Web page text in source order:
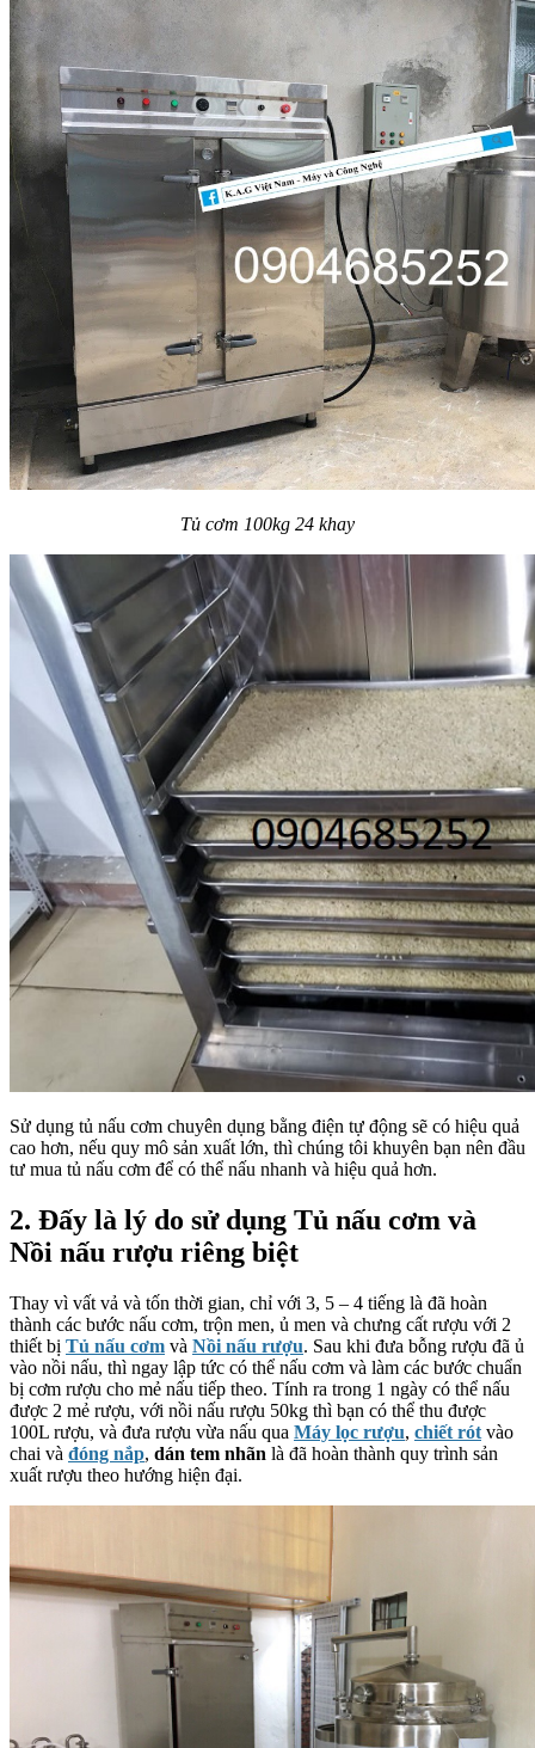
Tủ cơm 100kg 24 khay
Sử dụng tủ nấu cơm chuyên dụng bằng điện tự động sẽ có hiệu quả
cao hơn, nếu quy mô sản xuất lớn, thì chúng tôi khuyên bạn nên đầu
tư mua tủ nấu cơm để có thể nấu nhanh và hiệu quả hơn.
2. Đấy là lý do sử dụng Tủ nấu cơm và
Nồi nấu rượu riêng biệt
Thay vì vất vả và tốn thời gian, chỉ với 3, 5 – 4 tiếng là đã hoàn
thành các bước nấu cơm, trộn men, ủ men và chưng cất rượu với 2
thiết bị Tủ nấu cơm và Nồi nấu rượu. Sau khi đưa bỗng rượu đã ủ
vào nồi nấu, thì ngay lập tức có thể nấu cơm và làm các bước chuẩn
bị cơm rượu cho mẻ nấu tiếp theo. Tính ra trong 1 ngày có thể nấu
được 2 mẻ rượu, với nồi nấu rượu 50kg thì bạn có thể thu được
100L rượu, và đưa rượu vừa nấu qua Máy lọc rượu, chiết rót vào
chai và đóng nắp, dán tem nhãn là đã hoàn thành quy trình sản
xuất rượu theo hướng hiện đại.